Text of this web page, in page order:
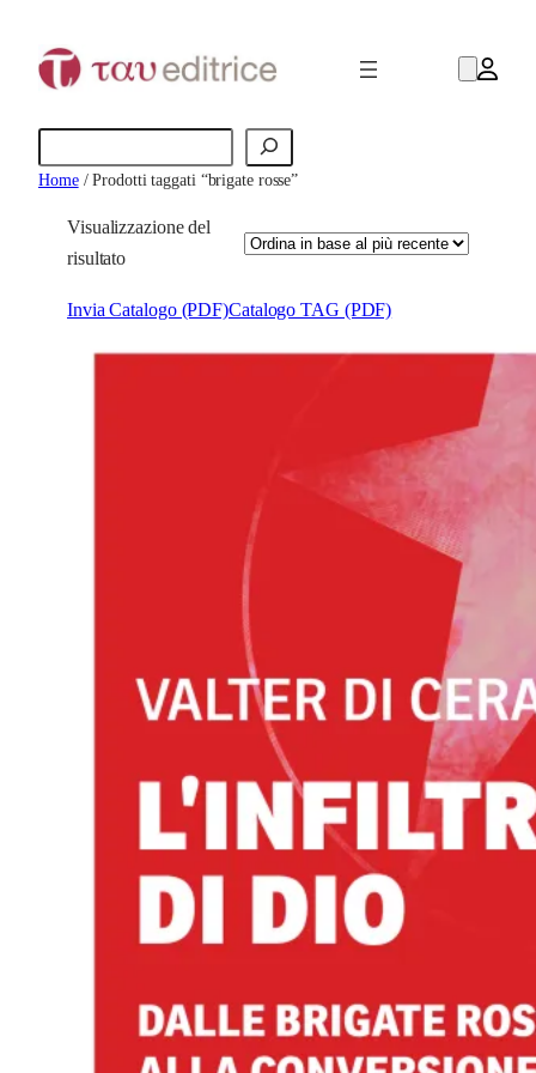
Home/ Prodotti taggati “brigate rosse”
Visualizzazione del
risultato
Invia Catalogo (PDF)Catalogo TAG (PDF)